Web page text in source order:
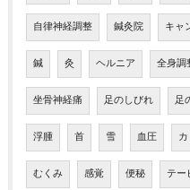
自律神経調整 鍼灸院 キャ
鍼 灸 ヘルニア 全身調
坐骨神経痛 足のしびれ 足
浮腫 首 雪 血圧
むくみ 感覚 便秘 テー